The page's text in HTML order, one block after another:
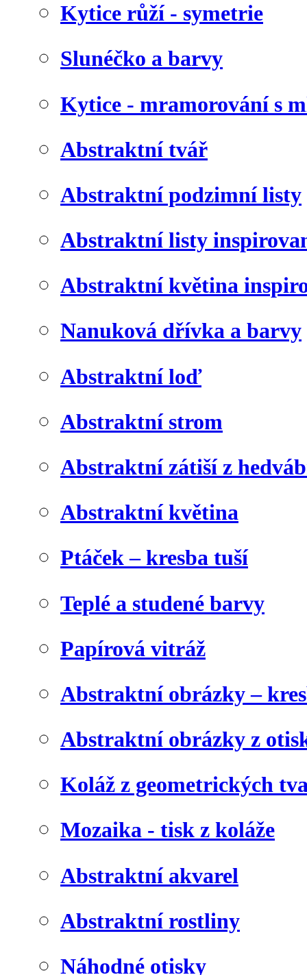
Kytice růží - symetrie
Slunéčko a barvy
Kytice - mramorování s
Abstraktní tvář
Abstraktní podzimní listy
Abstraktní listy
Abstraktní květina
Nanuková dřívka a barvy
Abstraktní loď
Abstraktní strom
Abstraktní zátiší z
Abstraktní květina
Ptáček – kresba tuší
Teplé a studené barvy
Papírová vitráž
Abstraktní obrázky –
Abstraktní obrázky z
Koláž z geometrických
Mozaika - tisk z koláže
Abstraktní akvarel
Abstraktní rostliny
Náhodné otisky